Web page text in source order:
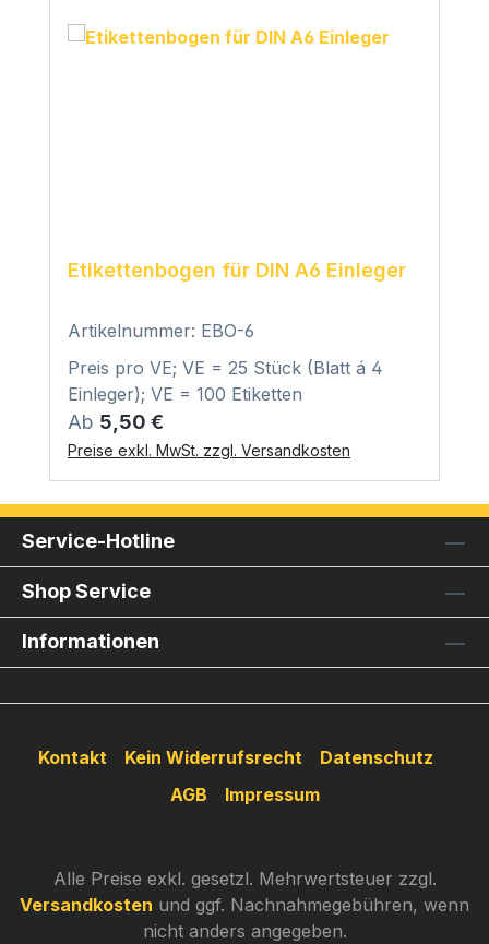
Etikettenbogen für DIN A6 Einleger
Artikelnummer: EBO-6
Preis pro VE; VE = 25 Stück (Blatt á 4
Einleger); VE = 100 Etiketten
Regulärer Preis:
Ab 5,50 €
Preise exkl. MwSt. zzgl. Versandkosten
Service-Hotline
Shop Service
Informationen
Kontakt Kein Widerrufsrecht
Datenschutz
AGB
Impressum
Alle Preise exkl. gesetzl. Mehrwertsteuer zzgl.
Versandkosten und ggf. Nachnahmegebühren, wenn
nicht anders angegeben.